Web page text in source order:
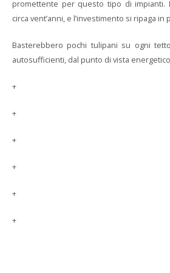
promettente per questo tipo di impianti.
circa vent’anni, e l’investimento si ripaga in
Basterebbero pochi tulipani su ogni
autosufficienti, dal punto di vista
+
+
+
+
+
+